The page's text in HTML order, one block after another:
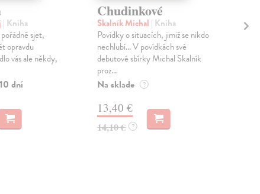
| Kniha
sjet,
opravdu
vás ale někdy,
dní
Chudinkové
Skalník Michal | Kniha
Povídky o situacích, jimiž se nikdo
nechlubí... V povídkách své
debutové sbírky Michal Skalník
proz...
Na sklade ?
13,40 €
14,10 € ?